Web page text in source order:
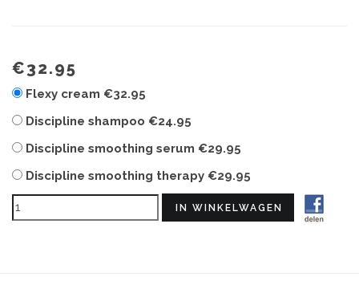
€32.95
Flexy cream €32.95
Discipline shampoo €24.95
Discipline smoothing serum €29.95
Discipline smoothing therapy €29.95